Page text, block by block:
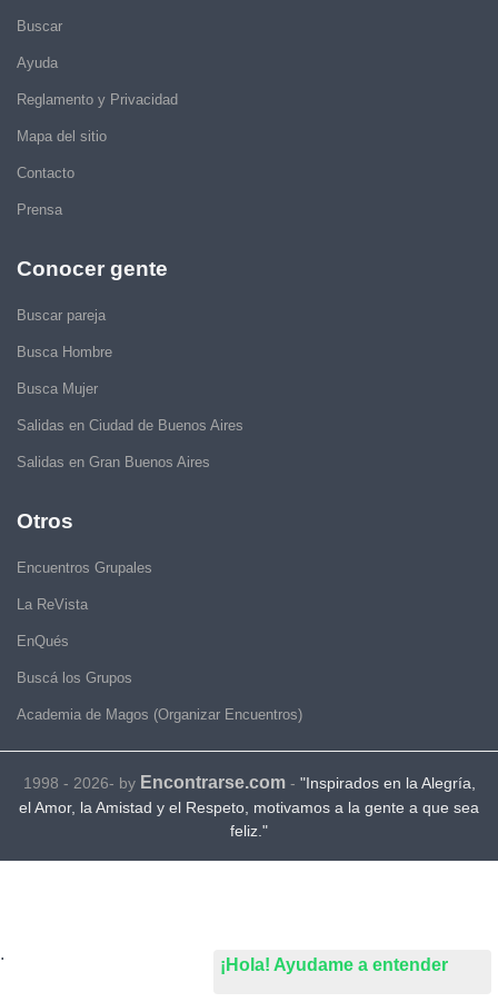
¡Hola! Ayudame a entender
Buscar
Ayuda
Reglamento y Privacidad
Mapa del sitio
Contacto
Prensa
Conocer gente
Buscar pareja
Busca Hombre
Busca Mujer
Salidas en Ciudad de Buenos Aires
Salidas en Gran Buenos Aires
Otros
Encuentros Grupales
La ReVista
EnQués
Buscá los Grupos
Academia de Magos (Organizar Encuentros)
1998 - 2026- by Encontrarse.com- "Inspirados en la Alegría,
el Amor, la Amistad y el Respeto, motivamos a la gente a que sea
feliz."
.